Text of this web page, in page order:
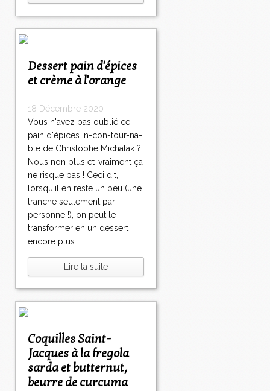
Dessert pain d'épices
et crème à l'orange
18 Décembre 2020
Vous n'avez pas oublié ce
pain d'épices in-con-tour-na-
ble de Christophe Michalak ?
Nous non plus et ,vraiment ça
ne risque pas ! Ceci dit,
lorsqu'il en reste un peu (une
tranche seulement par
personne !), on peut le
transformer en un dessert
encore plus...
Lire la suite
Coquilles Saint-
Jacques à la fregola
sarda et butternut,
beurre de curcuma